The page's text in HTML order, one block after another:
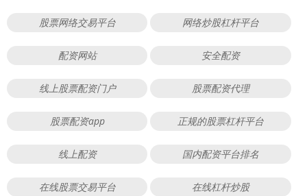
股票网络交易平台 网络炒股杠杆平台
配资网站 安全配资
线上股票配资门户 股票配资代理
股票配资app 正规的股票杠杆平台
线上配资 国内配资平台排名
在线股票交易平台 在线杠杆炒股